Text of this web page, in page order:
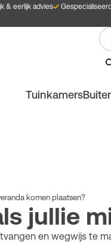
& eerlijk advies
Tuinkamers
komen plaatsen?
jullie
en wegwijs te